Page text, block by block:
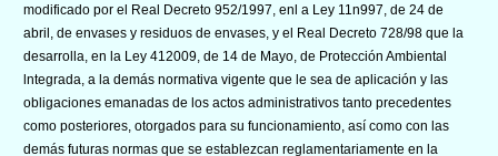
modificado por el Real Decreto 952/1997, enl a Ley 11n997, de 24 de
abril, de envases y residuos de envases, y el Real Decreto 728/98 que la
desarrolla, en la Ley 412009, de 14 de Mayo, de Protección Ambiental
lntegrada, a la demás normativa vigente que le sea de aplicación y las
obligaciones emanadas de los actos administrativos tanto precedentes
como posteriores, otorgados para su funcionamiento, así como con las
demás futuras normas que se establezcan reglamentariamente en la